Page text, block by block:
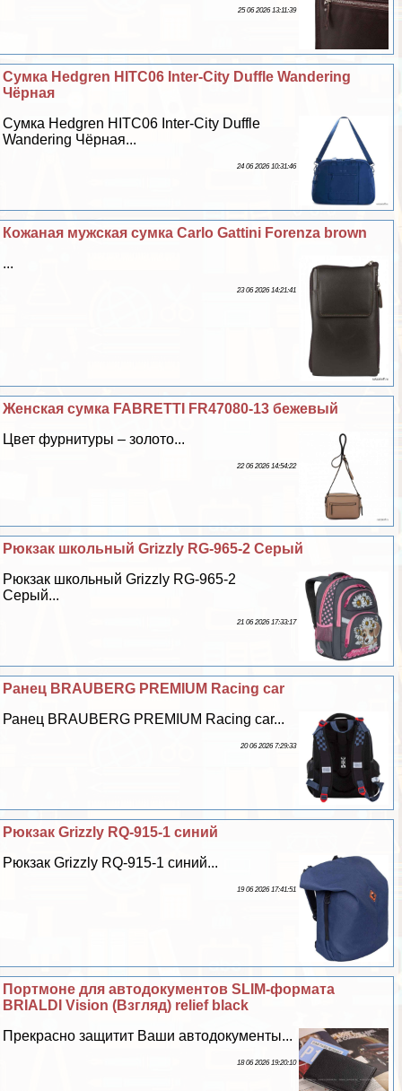
25 06 2026 13:11:39
Сумка Hedgren HITC06 Inter-City Duffle Wandering
Чёрная
Сумка Hedgren HITC06 Inter-City Duffle
Wandering Чёрная...
24 06 2026 10:31:46
Кожаная мужская сумка Carlo Gattini Forenza brown
...
23 06 2026 14:21:41
Женская сумка FABRETTI FR47080-13 бежевый
Цвет фурнитуры – золото...
22 06 2026 14:54:22
Рюкзак школьный Grizzly RG-965-2 Серый
Рюкзак школьный Grizzly RG-965-2
Серый...
21 06 2026 17:33:17
Ранец BRAUBERG PREMIUM Racing car
Ранец BRAUBERG PREMIUM Racing car...
20 06 2026 7:29:33
Рюкзак Grizzly RQ-915-1 синий
Рюкзак Grizzly RQ-915-1 синий...
19 06 2026 17:41:51
Портмоне для автодокументов SLIM-формата
BRIALDI Vision (Взгляд) relief black
Прекрасно защитит Ваши автодокументы...
18 06 2026 19:20:10